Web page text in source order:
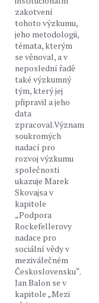
zakotvení
tohoto výzkumu,
jeho metodologii,
témata, kterým
se věnoval, a v
neposlední řadě
také výzkumný
tým, který jej
připravil a jeho
data
zpracoval.Význam
soukromých
nadací pro
rozvoj výzkumu
společnosti
ukazuje Marek
Skovajsa v
kapitole
„Podpora
Rockefellerovy
nadace pro
sociální vědy v
meziválečném
Československu“.
Jan Balon se v
kapitole „Mezi